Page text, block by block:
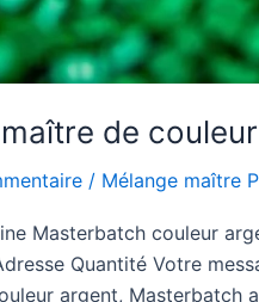
de
/ Mélange maître
Masterbatch couleur
Quantité Votre
argent, Masterbatch